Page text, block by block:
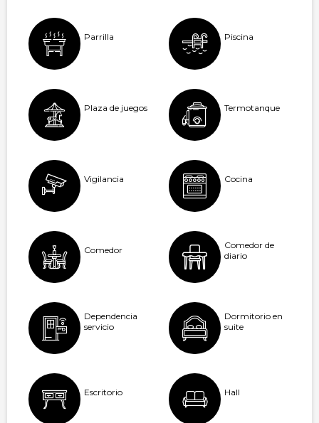
Parrilla Piscina
Plaza de juegos Termotanque
Vigilancia Cocina
Comedor
Comedor de
diario
Dependencia
servicio
Dormitorio en
suite
Escritorio Hall